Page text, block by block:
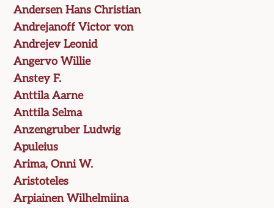
Andersen Hans Christian
Andrejanoff Victor von
Andrejev Leonid
Angervo Willie
Anstey F.
Anttila Aarne
Anttila Selma
Anzengruber Ludwig
Apuleius
Arima, Onni W.
Aristoteles
Arpiainen Wilhelmiina